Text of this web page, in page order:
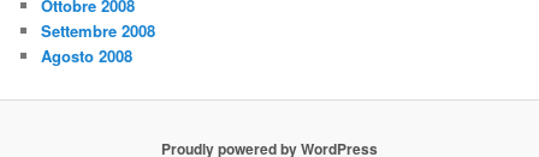
Ottobre 2008
Settembre 2008
Agosto 2008
Proudly powered by WordPress